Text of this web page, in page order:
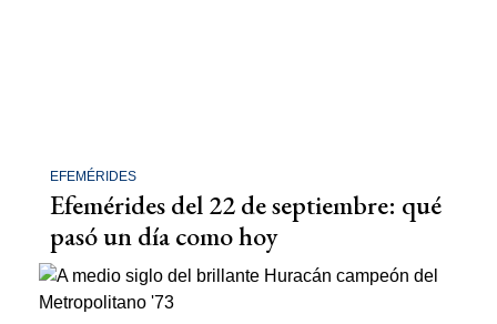
EFEMÉRIDES
Efemérides del 22 de septiembre: qué
pasó un día como hoy